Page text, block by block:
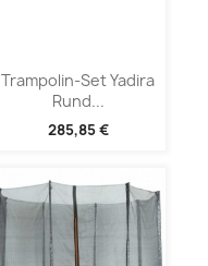
Trampolin-Set Yadira
Rund...
285,85 €